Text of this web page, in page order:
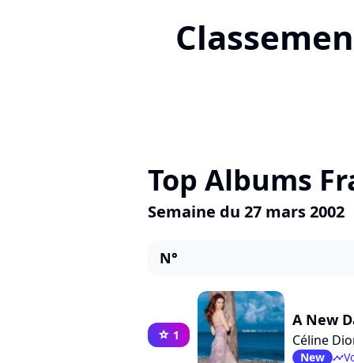
Top Albums
Semaine du 27 mars 2002
N°
star 1
A New
Céline
New timeline